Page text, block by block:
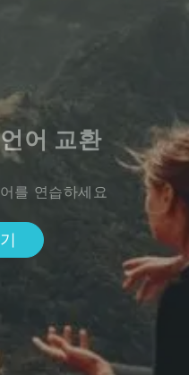
어 교환
를 연습하세요